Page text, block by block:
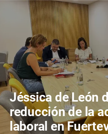
Jéssica de León
reducción de la
laboral en